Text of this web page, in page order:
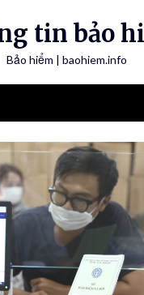
tin bảo
Bảo hiểm | baohiem.info